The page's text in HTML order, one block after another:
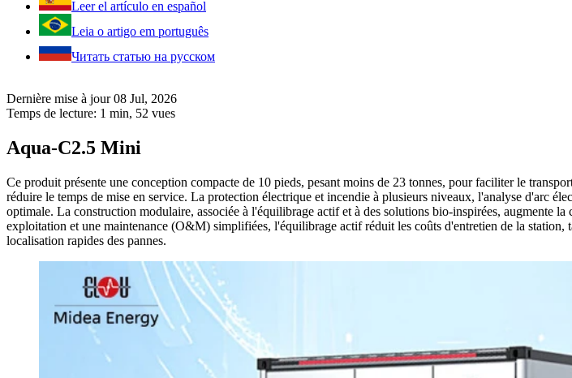
Leer el artículo en español
Leia o artigo em português
Читать статью на русском
Dernière mise à jour 08 Jul, 2026
Temps de lecture: 1 min, 52 vues
Aqua-C2.5 Mini
Ce produit présente une conception compacte de 10 pieds, pesant moins de 23 tonnes, pour faciliter le
réduire le temps de mise en service. La protection électrique et incendie à plusieurs niveaux, l'analyse d'arc
optimale. La construction modulaire, associée à l'équilibrage actif et à des solutions bio-inspirées, augmente
exploitation et une maintenance (O&M) simplifiées, l'équilibrage actif réduit les coûts d'entretien de la station,
localisation rapides des pannes.